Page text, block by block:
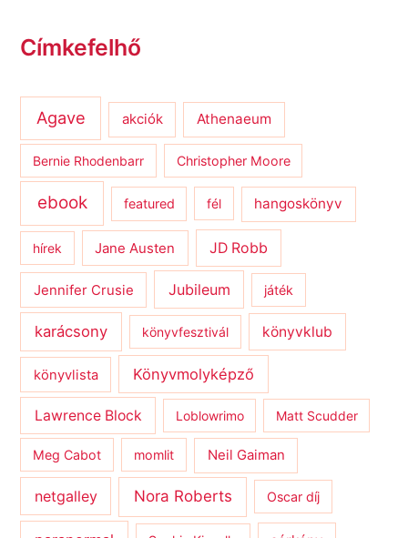
Címkefelhő
Agave akciók Athenaeum
Bernie Rhodenbarr Christopher Moore
ebook featured fél hangoskönyv
hírek Jane Austen JD Robb
Jennifer Crusie Jubileum játék
karácsony könyvfesztivál könyvklub
könyvlista Könyvmolyképző
Lawrence Block Loblowrimo Matt Scudder
Meg Cabot momlit Neil Gaiman
netgalley Nora Roberts Oscar díj